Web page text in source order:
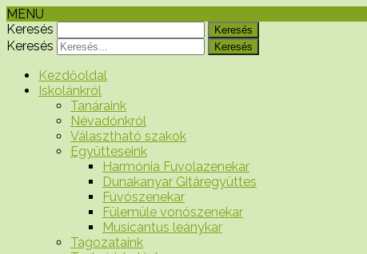
MENU
Keresés
Keresés
Kezdőoldal
Iskolánkról
Tanáraink
Névadónkról
Választható szakok
Együtteseink
Harmónia Fuvolazenekar
Dunakanyar Gitáregyüttes
Fúvószenekar
Fülemüle vonószenekar
Musicantus leánykar
Tagozataink